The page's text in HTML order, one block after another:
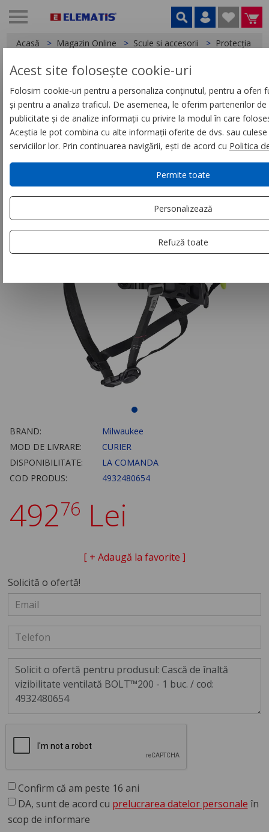
Acasă Magazin Online Scule si accesorii Protecția
< Protecția capului
Cască de înaltă vizibilitate
ventilată BOLT™200 - 1 buc.
BRAND:
Milwaukee
MOD DE LIVRARE:
CURIER
DISPONIBILITATE:
LA COMANDA
COD PRODUS:
4932480654
49276 Lei
[ + Adaugă la favorite ]
Solicită o ofertă!
Confirm că am peste 16 ani
DA, sunt de acord cu prelucrarea datelor personale în
scop de informare
Acest site folosește cookie-uri
Folosim cookie-uri pentru a personaliza conținutul, pentru a oferi
și pentru a analiza traficul. De asemenea, le oferim partenerilor
publicitate și de analize informații cu privire la modul în care
Aceștia le pot combina cu alte informații oferite de dvs. sau
serviciilor lor. Prin continuarea navigării, ești de acord cu Politica
Permite toate
Personalizează
Refuză toate